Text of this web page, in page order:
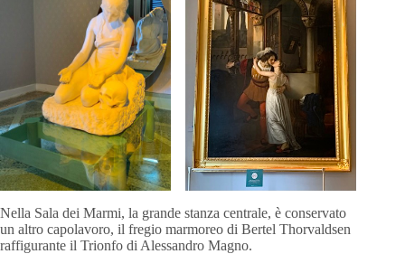
Nella Sala dei Marmi, la grande stanza centrale, è conservato
un altro capolavoro, il fregio marmoreo di Bertel Thorvaldsen
raffigurante il Trionfo di Alessandro Magno.